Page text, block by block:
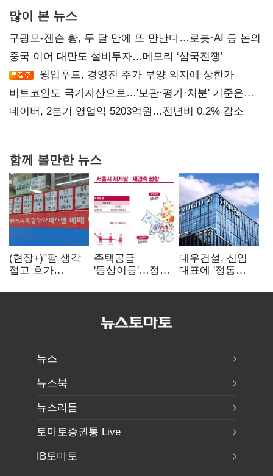
많이 본 뉴스
구광모-젠슨 황, 두 달 만에 또 만난다…로봇·AI 등 논의
중국 이어 대만도 설비투자…메모리 ‘삼국전쟁’
윙입푸드, 경영진 주가 부양 의지에 상한가
비트코인도 국가자산으로…'보관·평가·처분' 기준은
숙제
네이버, 2분기 영업익 5203억원…전년비 0.2% 감소
함께 볼만한 뉴스
(현장+)"팔 생각
접고 호가
똘똘한 한 채'
주택공급
'동상이몽'…정부
없으면 '공수표'
대우건설, 신임
대표에 '정통
부사장 내정
뉴스
뉴스북
뉴스리듬
토마토증권통 Live
IB토마토